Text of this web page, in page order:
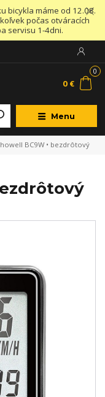
bicykla máme od 12.08.
počas otváracích
servisu 1-4dni.
Menu
0
0 €
BC9W • bezdrôtový